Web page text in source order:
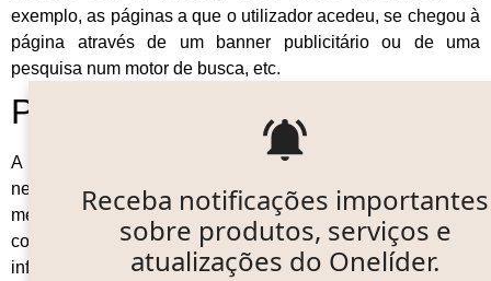
Receba notificações importantes
sobre produtos, serviços e
atualizações do Onelíder.
exemplo, as páginas a que o utilizador acedeu, se chegou à
página através de um banner publicitário ou de uma
pesquisa num motor de busca, etc.
Porque utilizamos cookies?
A
utiliza cookies no seu website uma vez que são
necessários e essenciais para conseguir proporcionar a
melhor experiência de navegação ao utilizador. Estes
cookies armazenam as preferências do utilizador,
informações relativas ao carrinho de compras e para